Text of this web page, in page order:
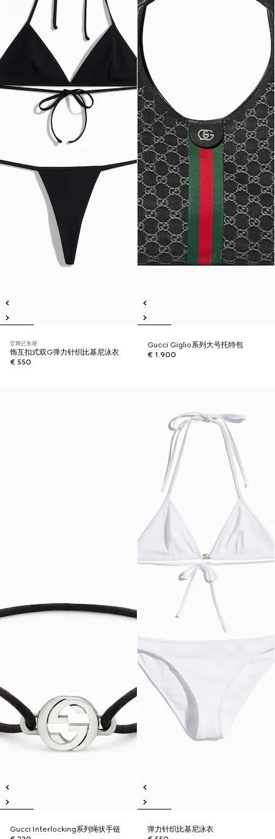
官网已售罄
饰互扣式双G弹力针织比基尼泳衣
€ 550
Gucci Giglio系列大号托特包
€ 1.900
Gucci Interlocking系列绳状手链
弹力针织比基尼泳衣